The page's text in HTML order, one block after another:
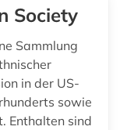
volkswirtschaftswissenschaft (1)Society
Sammlung
in der US-
sowie
Enthalten sind